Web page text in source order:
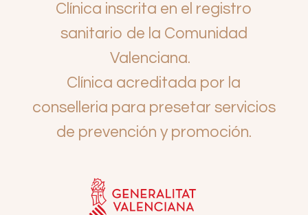
Clínica inscrita en el registro
sanitario de la Comunidad
Valenciana.
Clínica acreditada por la
conselleria para presetar servicios
de prevención y promoción.